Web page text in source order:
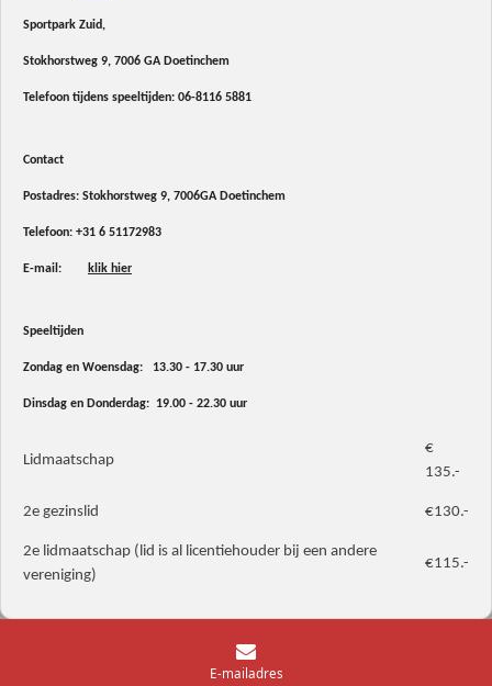
Sportpark Zuid,
Stokhorstweg 9, 7006 GA Doetinchem
Telefoon tijdens speeltijden: 06-8116 5881
Contact
Postadres: Stokhorstweg 9, 7006GA Doetinchem
Telefoon: +31 6 51172983
E-mail: klik hier
Speeltijden
Zondag en Woensdag: 13.30 - 17.30 uur
Dinsdag en Donderdag: 19.00 - 22.30 uur
Lidmaatschap
€
135.-
2e gezinslid €130.-
2e lidmaatschap (lid is al licentiehouder bij een andere
vereniging)
€115.-
E-mailadres